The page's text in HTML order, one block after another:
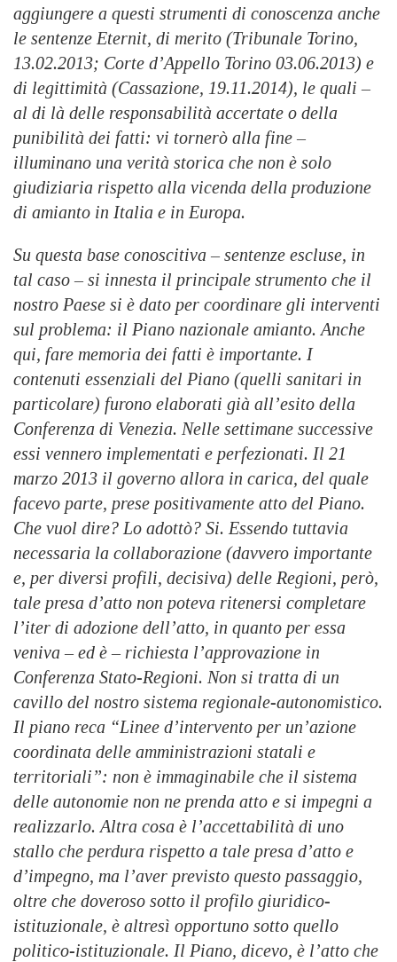
aggiungere a questi strumenti di conoscenza anche
le sentenze Eternit, di merito (Tribunale Torino,
13.02.2013; Corte d’Appello Torino 03.06.2013) e
di legittimità (Cassazione, 19.11.2014), le quali –
al di là delle responsabilità accertate o della
punibilità dei fatti: vi tornerò alla fine –
illuminano una verità storica che non è solo
giudiziaria rispetto alla vicenda della produzione
di amianto in Italia e in Europa.
Su questa base conoscitiva – sentenze escluse, in
tal caso – si innesta il principale strumento che il
nostro Paese si è dato per coordinare gli interventi
sul problema: il Piano nazionale amianto. Anche
qui, fare memoria dei fatti è importante. I
contenuti essenziali del Piano (quelli sanitari in
particolare) furono elaborati già all’esito della
Conferenza di Venezia. Nelle settimane successive
essi vennero implementati e perfezionati. Il 21
marzo 2013 il governo allora in carica, del quale
facevo parte, prese positivamente atto del Piano.
Che vuol dire? Lo adottò? Si. Essendo tuttavia
necessaria la collaborazione (davvero importante
e, per diversi profili, decisiva) delle Regioni, però,
tale presa d’atto non poteva ritenersi completare
l’iter di adozione dell’atto, in quanto per essa
veniva – ed è – richiesta l’approvazione in
Conferenza Stato-Regioni. Non si tratta di un
cavillo del nostro sistema regionale-autonomistico.
Il piano reca “Linee d’intervento per un’azione
coordinata delle amministrazioni statali e
territoriali”: non è immaginabile che il sistema
delle autonomie non ne prenda atto e si impegni a
realizzarlo. Altra cosa è l’accettabilità di uno
stallo che perdura rispetto a tale presa d’atto e
d’impegno, ma l’aver previsto questo passaggio,
oltre che doveroso sotto il profilo giuridico-
istituzionale, è altresì opportuno sotto quello
politico-istituzionale. Il Piano, dicevo, è l’atto che